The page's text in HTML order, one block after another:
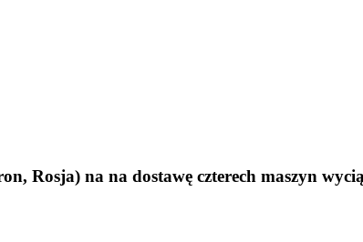
Rosja) na na dostawę czterech maszyn